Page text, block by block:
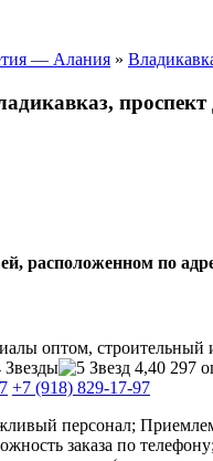
— Алания »
проспект
расположенном по
оптом, строительный
4,40 297
+7 (918) 829-17-97
персонал;
заказа по